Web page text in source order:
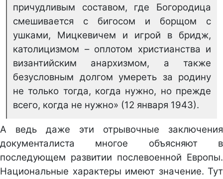
причудливым составом, где Богородица
смешивается с бигосом и борщом с
ушками, Мицкевичем и игрой в бридж,
католицизмом – оплотом христианства и
византийским анархизмом, а также
безусловным долгом умереть за родину
не только тогда, когда нужно, но прежде
всего, когда не нужно» (12 января 1943).
А ведь даже эти отрывочные заключения
документалиста многое объясняют в
последующем развитии послевоенной Европы.
Национальные характеры имеют значение. Тут